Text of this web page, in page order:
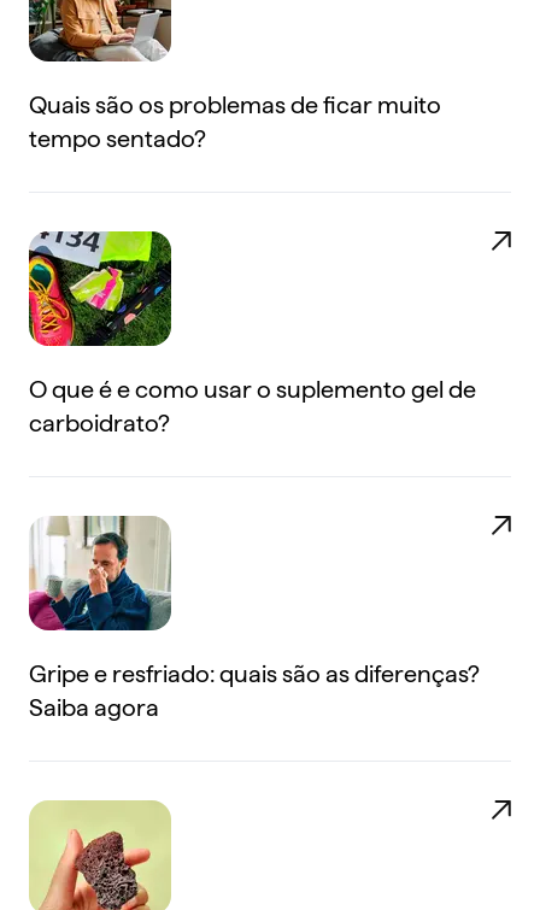
Quais são os problemas de ficar muito
tempo sentado?
O que é e como usar o suplemento gel de
carboidrato?
Gripe e resfriado: quais são as diferenças?
Saiba agora